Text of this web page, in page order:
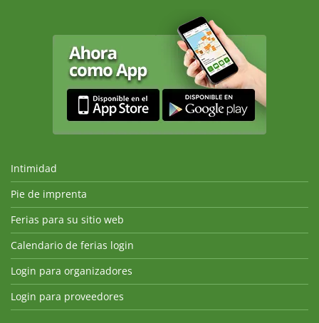
Intimidad
Pie de imprenta
Ferias para su sitio web
Calendario de ferias login
Login para organizadores
Login para proveedores